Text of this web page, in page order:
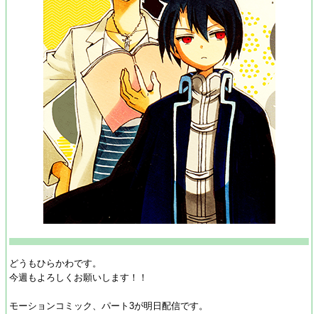
どうもひらかわです。
今週もよろしくお願いします！！
モーションコミック、パート3が明日配信です。